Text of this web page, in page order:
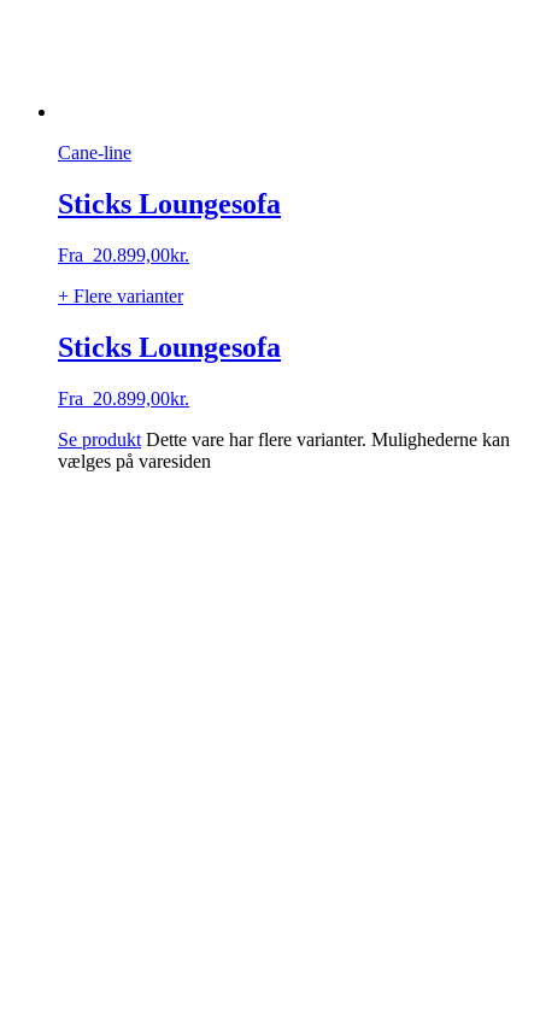
Cane-line
Sticks Loungesofa
Fra 20.899,00kr.
+ Flere varianter
Sticks Loungesofa
Fra 20.899,00kr.
Se produkt Dette vare har flere varianter. Mulighederne kan
vælges på varesiden